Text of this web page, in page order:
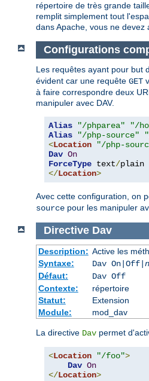
répertoire de très grande
remplit simplement tout
dans Apache, vous ne devez
Configurations
Les requêtes ayant pour but
évident car une requête GET
à faire correspondre deux
manipuler avec DAV.
Alias "/phparea"
"/
Alias
"/php-source"
<Location "/php-
Dav On
ForceType text/
</Location>
Avec cette configuration, on
source pour les manipuler
Directive Dav
Description: Active les
Syntaxe:
Dav On|Off|
Défaut:
Dav Off
Contexte:
répertoire
Statut:
Extension
Module:
mod_dav
La directive Dav permet
<Location "/foo">
Dav On
</Location>